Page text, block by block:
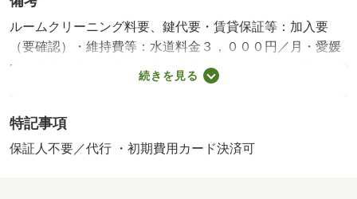
ルームクリーニング料要、鍵代要・賃貸保証等：加入要
（要確認）・維持費等：水道料金３，０００円／月・愛媛
県松山市近郊の賃貸不動産、賃貸マンションならお部屋さ
がし物語。愛媛県下ナンバーワンの情報量で、あなたにあ
す。・駐輪場：有・仲介手数料：１．１ヶ月
続きを見る
特記事項
保証人不要／代行 ・初期費用カード決済可